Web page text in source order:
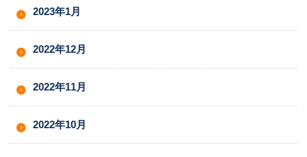
2023年1月
2022年12月
2022年11月
2022年10月